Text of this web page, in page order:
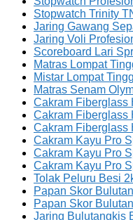
Stopwatch Trinity
Jaring Gawang
Jaring Voli
Scoreboard Lari
Matras Lompat
Mistar Lompat
Matras Senam
Cakram Fiberglass
Cakram Fiberglass
Cakram Fiberglass
Cakram Kayu Pro
Cakram Kayu Pro
Cakram Kayu Pro
Tolak Peluru Besi
Papan Skor
Papan Skor
Jaring Bulutangkis